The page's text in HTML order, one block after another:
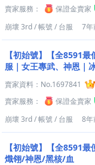
賣家服務：
保證金賣家
崩壞 3rd/帳號/ 台服 7年
【初始號】【全8591
服｜女王專武、神恩｜
賣家資料： No.1697841
賣家服務：
保證金賣家
崩壞 3rd/帳號/ 台服 8年
【初始號】【全8591
熾翎/神恩/黑核/血